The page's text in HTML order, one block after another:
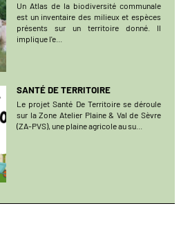
Un Atlas de la biodiversité communale
est un inventaire des milieux et espèces
présents sur un territoire donné. Il
implique l'e...
SANTÉ DE TERRITOIRE
Le projet Santé De Territoire se déroule
sur la Zone Atelier Plaine & Val de Sèvre
(ZA-PVS), une plaine agricole au su...